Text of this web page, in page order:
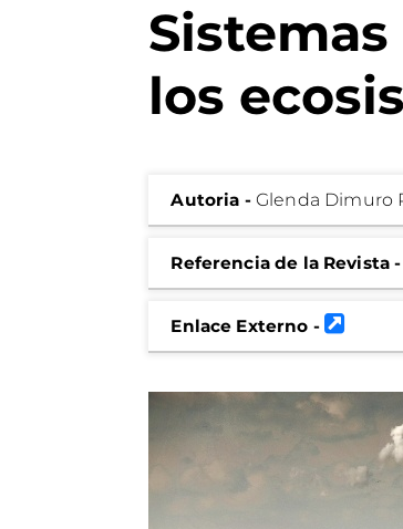
los
Autoria - Glenda Dimuro
Referencia de la Revista -
Enlace Externo -